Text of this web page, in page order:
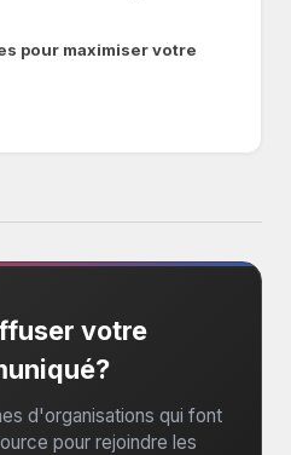
pour maximiser votre
votre
d'organisations qui font
pour rejoindre les